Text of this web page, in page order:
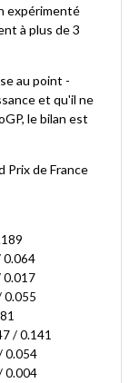
expérimenté
à plus de 3
au point -
et qu'il ne
le bilan est
Prix de France
0.064
0.017
0.055
/ 0.141
0.054
0.004